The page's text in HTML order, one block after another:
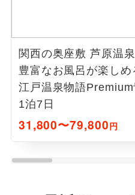
関西の奥座敷 芦原温
豊富なお風呂が楽しめ
江戸温泉物語Premium
1泊7日
31,800〜79,800円